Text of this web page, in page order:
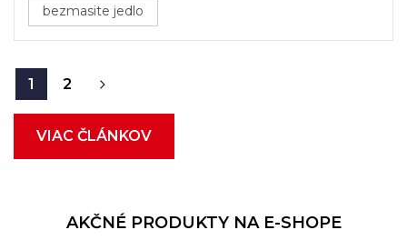
bezmasite jedlo
1 2
VIAC ČLÁNKOV
AKČNÉ PRODUKTY NA E-SHOPE